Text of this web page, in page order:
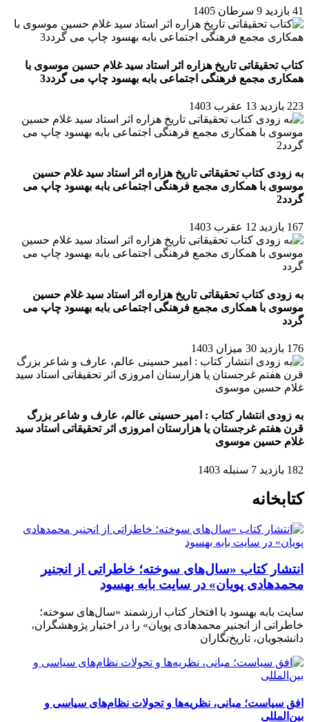
41 بازدید 9 سرطان 1405
کتاب تحقیقاتی تاریخ هزاره اثر استاد سید غلام حسین موسوی با
همکاری مجمع فرهنگی اجتماعی بابه بهسود چاپ می گردد3
223 بازدید 13 عقرب 1403
به زودی کتاب تحقیقاتی تاریخ هزاره اثر استاد سید غلام حسین
موسوی با همکاری مجمع فرهنگی اجتماعی بابه بهسود چاپ می
گردد2
167 بازدید 12 عقرب 1403
به زودی کتاب تحقیقاتی تاریخ هزاره اثر استاد سید غلام حسین
موسوی با همکاری مجمع فرهنگی اجتماعی بابه بهسود چاپ می
گردد
176 بازدید 30 میزان 1403
به زودی انتشار کتاب : امیر حسینی عالم، عارف و شاعر بزرگ
قرن هفتم غرجستان یا هزارستان امروزی اثر تحقیقاتی استاد سید
غلام حسین موسوی
182 بازدید 7 سنبله 1403
کتابخانه
انتشار کتاب «سال‌های سوخته؛ خاطراتی از انجنیر
محمدهادی پویان» در سایت بابه بهسود
سایت بابه بهسود با افتخار کتاب ارزشمند «سال‌های سوخته؛
خاطراتی از انجنیر محمدهادی پویان» را در اختیار پژوهشگران،
دانشجویان، تاریخ‌نگاران
افق سیاست؛ مبانی، نظریه‌ها و تحولات نظام‌های سیاسی و
بین‌المللی